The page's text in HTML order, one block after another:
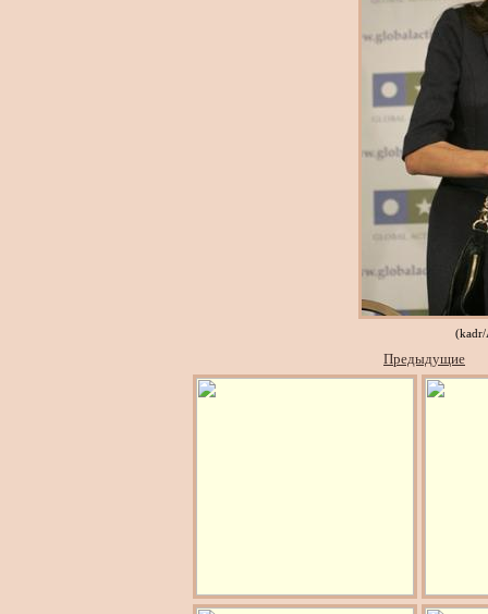
Предыдущие